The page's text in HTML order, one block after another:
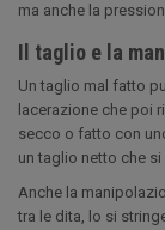
ma anche la
Il taglio e la
Un taglio mal fatto
lacerazione che poi
secco o fatto con
un taglio netto che
Anche la
tra le dita, lo si